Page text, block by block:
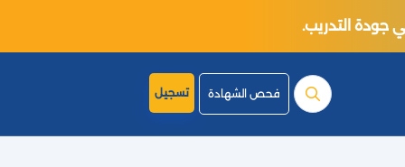
فحص الشهادة تسجيل